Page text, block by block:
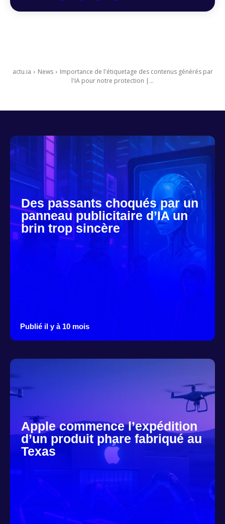
actu.ia News
Importance de l'étiquetage des contenus générés par
l'IA pour notre protection |...
Des passants choqués par un
panneau publicitaire d’IA un
brin trop sincère
Publié il y à 10 mois
Apple commence l’expédition
d’un produit phare fabriqué au
Texas